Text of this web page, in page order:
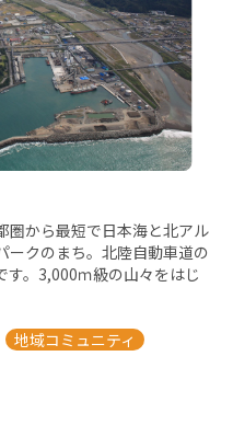
圏から最短で日本海と北アル
ークのまち。北陸自動車道の
す。3,000ｍ級の山々をはじ